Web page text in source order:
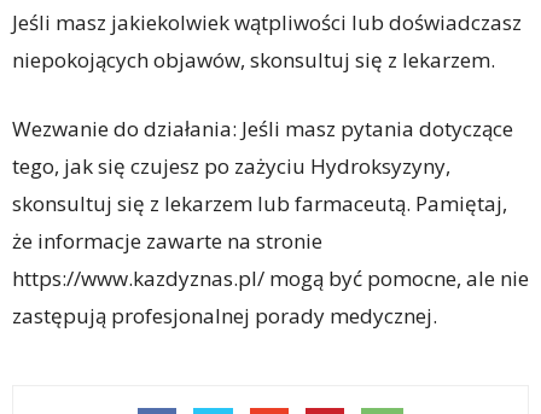
Jeśli masz jakiekolwiek wątpliwości lub doświadczasz
niepokojących objawów, skonsultuj się z lekarzem.
Wezwanie do działania: Jeśli masz pytania dotyczące
tego, jak się czujesz po zażyciu Hydroksyzyny,
skonsultuj się z lekarzem lub farmaceutą. Pamiętaj,
że informacje zawarte na stronie
https://www.kazdyznas.pl/ mogą być pomocne, ale nie
zastępują profesjonalnej porady medycznej.